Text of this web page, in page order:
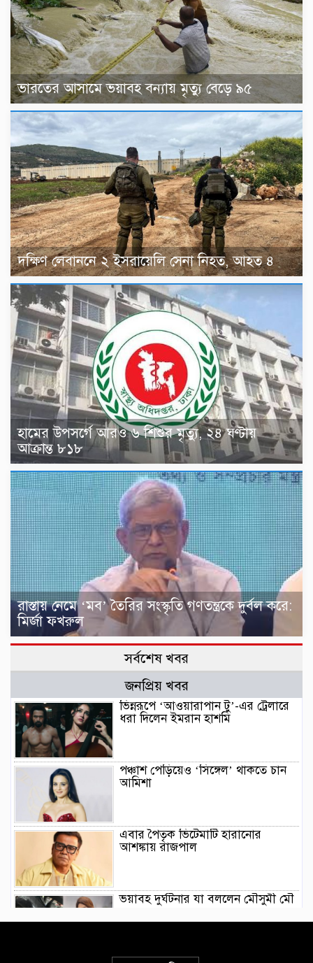
ভারতের আসামে ভয়াবহ বন্যায় মৃত্যু বেড়ে ৯৫
দক্ষিণ লেবাননে ২ ইসরায়েলি সেনা নিহত, আহত ৪
হামের উপসর্গে আরও ৬ শিশুর মৃত্যু, ২৪ ঘণ্টায়
আক্রান্ত ৮১৮
রাস্তায় নেমে ‘মব’ তৈরির সংস্কৃতি গণতন্ত্রকে দুর্বল করে:
মির্জা ফখরুল
সর্বশেষ খবর
জনপ্রিয় খবর
ভিন্নরূপে ‘আওয়ারাপান টু’-এর ট্রেলারে
ধরা দিলেন ইমরান হাশমি
পঞ্চাশ পেড়িয়েও ‘সিঙ্গেল’ থাকতে চান
আমিশা
এবার পৈতৃক ভিটেমাটি হারানোর
আশঙ্কায় রাজপাল
ভয়াবহ দুর্ঘটনার যা বললেন মৌসুমী মৌ